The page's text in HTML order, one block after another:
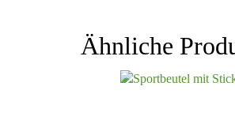
Ähnliche